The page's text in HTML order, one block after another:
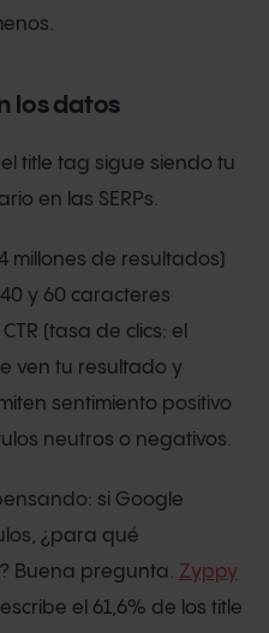
los datos
title tag sigue siendo tu
en las SERPs.
millones de resultados)
y 60 caracteres
(tasa de clics: el
ven tu resultado y
sentimiento positivo
neutros o negativos.
si Google
¿para qué
Buena pregunta. Zyppy
el 61,6% de los title